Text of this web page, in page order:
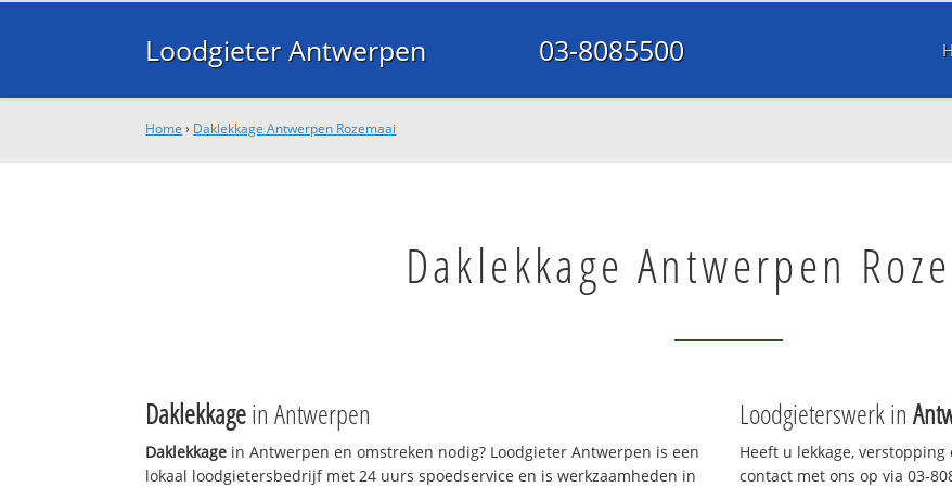
Loodgieter Antwerpen 03-8085500
Home › Daklekkage Antwerpen Rozemaai
Daklekkage Antwerpen
Daklekkagein Antwerpen
Daklekkage in Antwerpen en omstreken nodig? Loodgieter Antwerpen is een
lokaal loodgietersbedrijf met 24 uurs spoedservice en is werkzaamheden in
Loodgieterswerk in
Heeft u lekkage,
contact met ons op via 03-